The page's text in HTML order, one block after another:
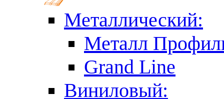
Металлический:
Металл
Grand Line
Виниловый: